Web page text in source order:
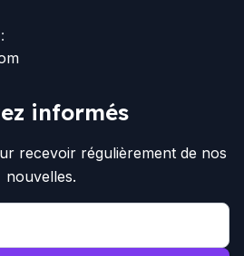
informés
recevoir régulièrement de nos
nouvelles.